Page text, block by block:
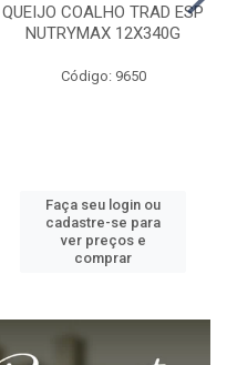
QUEIJO COALHO TRAD ESP
NUTRYMAX 12X340G
Código: 9650
Faça seu login ou
cadastre-se para
ver preços e
comprar